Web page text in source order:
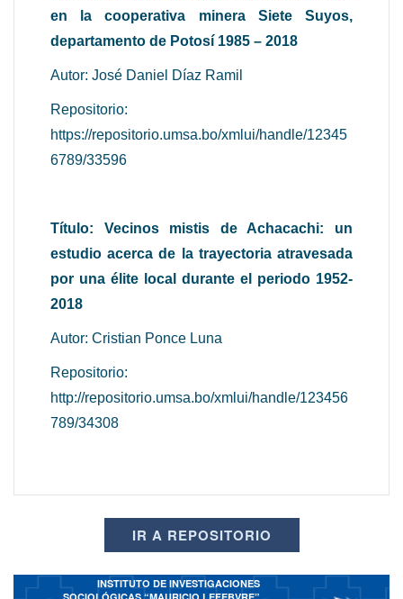
en la cooperativa minera Siete Suyos,
departamento de Potosí 1985 – 2018
Autor: José Daniel Díaz Ramil
Repositorio:
https://repositorio.umsa.bo/xmlui/handle/12345
6789/33596
Título: Vecinos mistis de Achacachi: un
estudio acerca de la trayectoria atravesada
por una élite local durante el periodo 1952-
2018
Autor: Cristian Ponce Luna
Repositorio:
http://repositorio.umsa.bo/xmlui/handle/123456
789/34308
IR A REPOSITORIO
INSTITUTO DE INVESTIGACIONES